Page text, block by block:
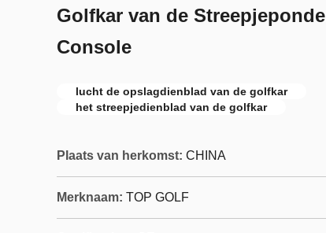
Golfkar van de
Console
lucht de opslagdienblad van de golfkar
het streepjedienblad van de golfkar
Plaats van herkomst: CHINA
Merknaam: TOP GOLF